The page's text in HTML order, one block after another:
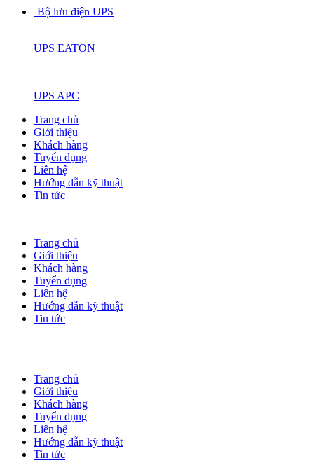
Bộ lưu điện UPS
UPS EATON
UPS APC
Trang chủ
Giới thiệu
Khách hàng
Tuyển dụng
Liên hệ
Hướng dẫn kỹ thuật
Tin tức
Trang chủ
Giới thiệu
Khách hàng
Tuyển dụng
Liên hệ
Hướng dẫn kỹ thuật
Tin tức
Trang chủ
Giới thiệu
Khách hàng
Tuyển dụng
Liên hệ
Hướng dẫn kỹ thuật
Tin tức